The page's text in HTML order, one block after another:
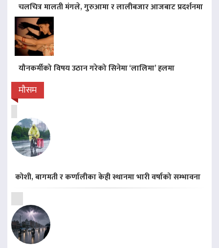
चलचित्र मालती मंगले, गुरुआमा र लालीबजार आजबाट प्रदर्शनमा
यौनकर्मीको विषय उठान गरेको सिनेमा ‘लालिमा’ हलमा
मौसम
कोशी, बागमती र कर्णालीका केही स्थानमा भारी वर्षाको सम्भावना